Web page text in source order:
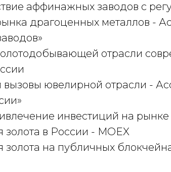
аффинажных заводов с
драгоценных металлов -
отрасли
ювелирной отрасли -
инвестиций на
золота в России - MOEX
золота на публичных